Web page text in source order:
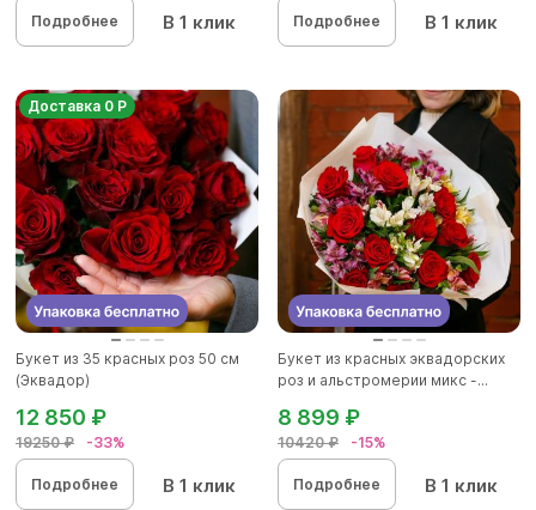
Подробнее В 1 клик Подробнее В 1 клик
Доставка 0 Р
Букет из 35 красных роз 50 см
(Эквадор)
19250 ₽ -33%
12 850 ₽
Подробнее В 1 клик
Букет из красных эквадорских
роз и альстромерии микс -...
10420 ₽ -15%
8 899 ₽
Подробнее В 1 клик